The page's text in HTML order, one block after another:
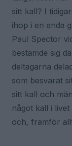
sitt kall? I
ihop i en enda
Paul Spector
bestämde sig
deltagarna
som besvarat
sitt kall och
något kall i
och, framför